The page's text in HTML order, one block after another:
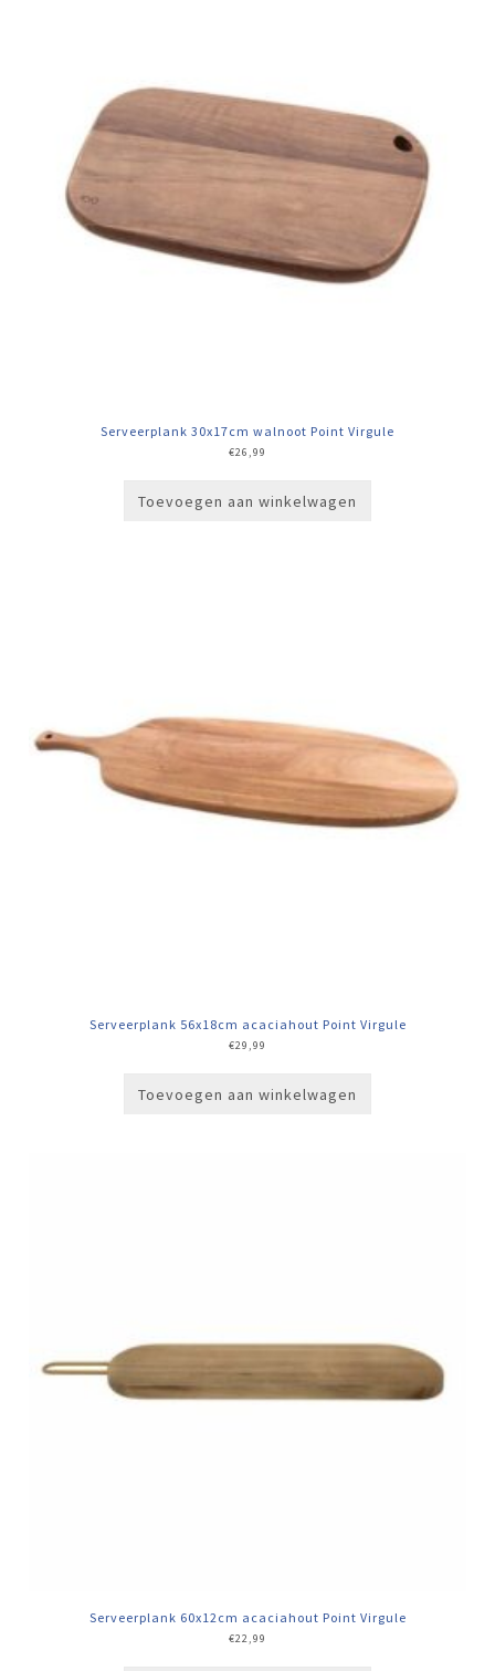
Serveerplank 30x17cm walnoot Point Virgule
€26,99
Toevoegen aan winkelwagen
Serveerplank 56x18cm acaciahout Point Virgule
€29,99
Toevoegen aan winkelwagen
Serveerplank 60x12cm acaciahout Point Virgule
€22,99